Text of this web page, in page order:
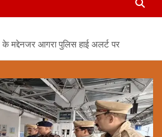
मद्देनजर आगरा पुलिस हाई अलर्ट पर